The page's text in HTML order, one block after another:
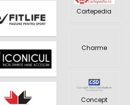
Cartepedia
Charme
Concept